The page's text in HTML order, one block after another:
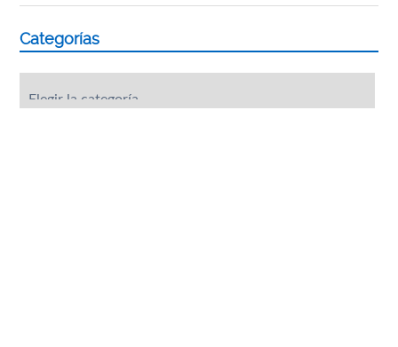
Categorías